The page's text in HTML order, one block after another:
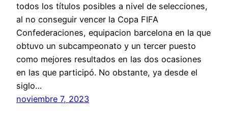
todos los títulos posibles a nivel de selecciones,
al no conseguir vencer la Copa FIFA
Confederaciones, equipacion barcelona en la que
obtuvo un subcampeonato y un tercer puesto
como mejores resultados en las dos ocasiones
en las que participó. No obstante, ya desde el
siglo…
noviembre 7, 2023